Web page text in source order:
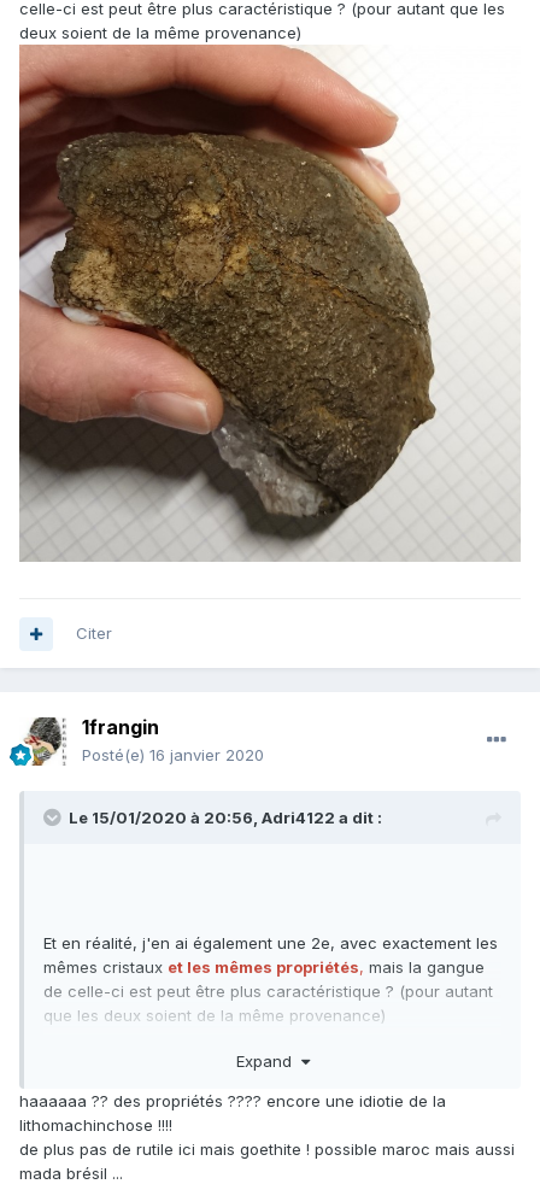
celle-ci est peut être plus caractéristique ? (pour autant que les
deux soient de la même provenance)
Citer
1frangin
Posté(e) 16 janvier 2020
Le 15/01/2020 à 20:56, Adri4122 a dit :
Et en réalité, j'en ai également une 2e, avec exactement les
mêmes cristaux et les mêmes propriétés, mais la gangue
de celle-ci est peut être plus caractéristique ? (pour autant
que les deux soient de la même provenance)
Expand
haaaaaa ?? des propriétés ???? encore une idiotie de la
lithomachinchose !!!!
de plus pas de rutile ici mais goethite ! possible maroc mais aussi
mada brésil ...